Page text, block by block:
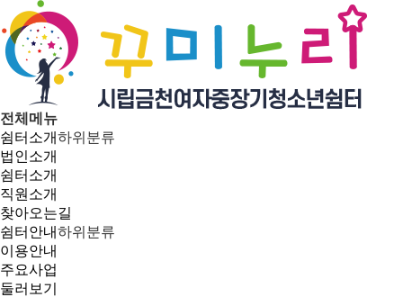
전체메뉴
쉼터소개하위분류
법인소개
쉼터소개
직원소개
찾아오는길
쉼터안내하위분류
이용안내
주요사업
둘러보기